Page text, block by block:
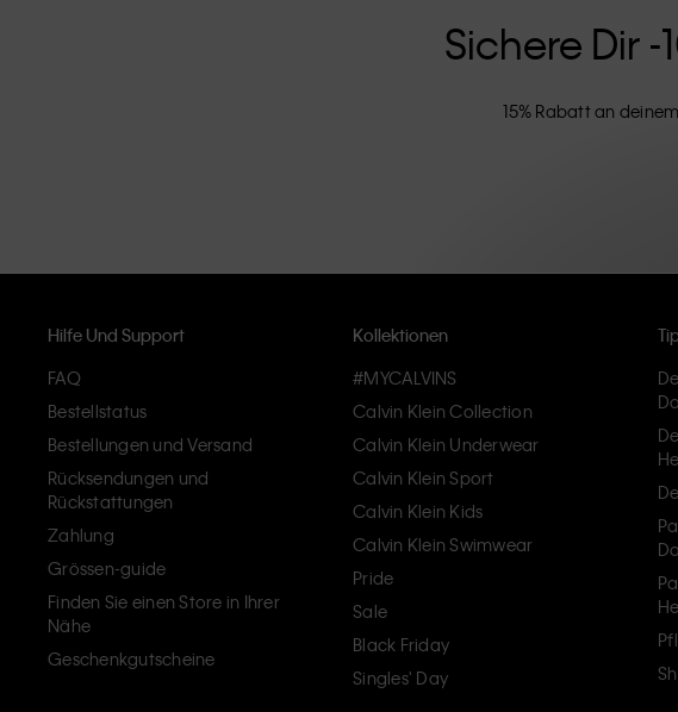
Sichere Dir
15% Rabatt an
Hilfe Und Support
FAQ
Bestellstatus
Bestellungen und Versand
Rücksendungen und
Rückstattungen
Zahlung
Grössen-guide
Finden Sie einen Store in Ihrer
Nähe
Geschenkgutscheine
Kollektionen
#MYCALVINS
Calvin Klein Collection
Calvin Klein Underwear
Calvin Klein Sport
Calvin Klein Kids
Calvin Klein Swimwear
Pride
Sale
Black Friday
Singles' Day